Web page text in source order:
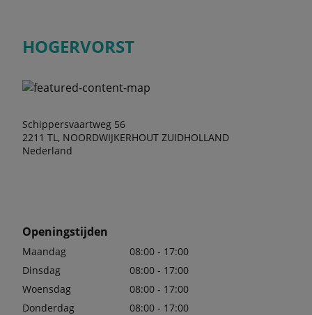
HOGERVORST
Schippersvaartweg 56
2211 TL, NOORDWIJKERHOUT ZUIDHOLLAND
Nederland
Openingstijden
Maandag
08:00 - 17:00
Dinsdag
08:00 - 17:00
Woensdag
08:00 - 17:00
Donderdag
08:00 - 17:00